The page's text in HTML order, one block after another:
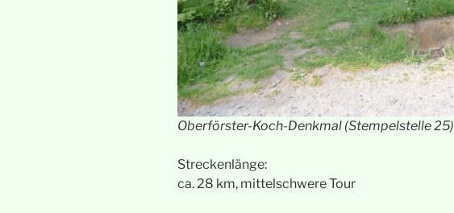
Oberförster-Koch-Denkmal (Stempelstelle 25)
Streckenlänge:
ca. 28 km, mittelschwere Tour